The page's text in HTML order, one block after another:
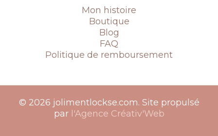
Mon histoire
Boutique
Blog
FAQ
Politique de remboursement
© 2026 jolimentlockse.com. Site propulsé
par l'Agence Créativ'Web